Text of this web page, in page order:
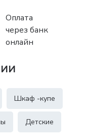
Оплата
через банк
онлайн
Шкаф -купе
Детские